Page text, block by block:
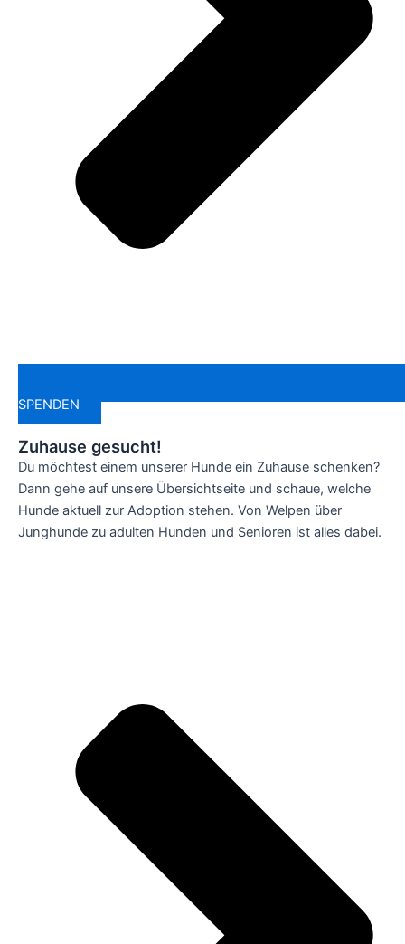
SPENDEN
Zuhause gesucht!
Du möchtest einem unserer Hunde ein Zuhause schenken?
Dann gehe auf unsere Übersichtseite und schaue, welche
Hunde aktuell zur Adoption stehen. Von Welpen über
Junghunde zu adulten Hunden und Senioren ist alles dabei.